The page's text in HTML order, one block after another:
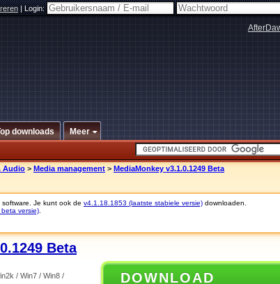
|Login:
downloads Meer
Audio > Media management > MediaMonkey v3.1.0.1249 Beta
Je kunt ook de v4.1.18.1853 (laatste stabiele versie) downloaden.
versie)
Beta
/ Win7 / Win8 /
DOWNLOAD